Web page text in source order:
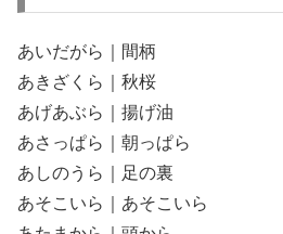
あいだがら｜間柄
あきざくら｜秋桜
あげあぶら｜揚げ油
あさっぱら｜朝っぱら
あしのうら｜足の裏
あそこいら｜あそこいら